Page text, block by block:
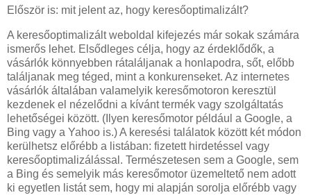
Először is: mit jelent az, hogy keresőoptimalizált?
A keresőoptimalizált weboldal kifejezés már sokak számára
ismerős lehet. Elsődleges célja, hogy az érdeklődők, a
vásárlók könnyebben rátaláljanak a honlapodra, sőt, előbb
találjanak meg téged, mint a konkurenseket. Az internetes
vásárlók általában valamelyik keresőmotoron keresztül
kezdenek el nézelődni a kívánt termék vagy szolgáltatás
lehetőségei között. (Ilyen keresőmotor például a Google, a
Bing vagy a Yahoo is.) A keresési találatok között két módon
kerülhetsz előrébb a listában: fizetett hirdetéssel vagy
keresőoptimalizálással. Természetesen sem a Google, sem
a Bing és semelyik más keresőmotor üzemeltető nem adott
ki egyetlen listát sem, hogy mi alapján sorolja előrébb vagy